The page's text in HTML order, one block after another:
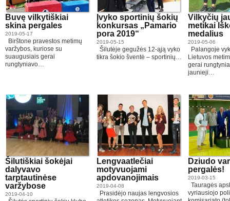
Buvę vilkytiškiai
skina pergales
2019-05-17
Birštone pravestos metimų
varžybos, kuriose su
suaugusiais gerai
rungtyniavo…
Įvyko sportinių šokių
konkursas „Pamario
pora 2019“
2019-05-15
Šilutėje gegužės 12-ąją vyko
tikra šokio šventė – sportinių…
Vilkyčių
metikai
medalius
2019-05-06
Palangoje
Lietuvos
gerai
jaunieji…
Šilutiškiai šokėjai
dalyvavo
tarptautinėse
varžybose
2019-04-10
Lengvaatlečiai
motyvuojami
apdovanojimais
2019-04-08
Prasidėjo naujas lengvosios
Dziudo
pergalės!
2019-03-15
Tauragės
vyriausiojo